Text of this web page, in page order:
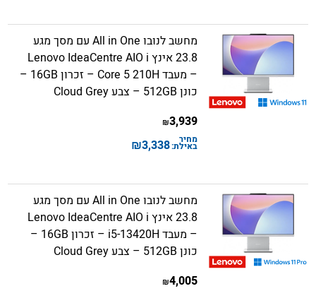
מחשב לנובו All in One עם מסך מגע
23.8 אינץ Lenovo IdeaCentre AIO i
– מעבד Core 5 210H – זכרון 16GB –
כונן 512GB – צבע Cloud Grey
3,939
₪
מחיר
באילת:3,338
₪
מחשב לנובו All in One עם מסך מגע
23.8 אינץ Lenovo IdeaCentre AIO i
– מעבד i5-13420H – זכרון 16GB –
כונן 512GB – צבע Cloud Grey
4,005
₪